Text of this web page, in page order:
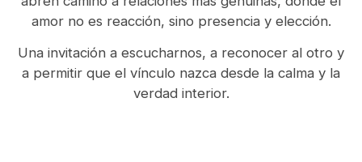
amor no es reacción, sino presencia y elección.
Una invitación a escucharnos, a reconocer al otro y
a permitir que el vínculo nazca desde la calma y la
verdad interior.